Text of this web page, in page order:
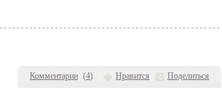
Комментарии (4) Нравится Поделиться